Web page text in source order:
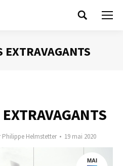
Search:
EXTRAVAGANTS
Philippe Helmstetter 19 mai 2020
MAI